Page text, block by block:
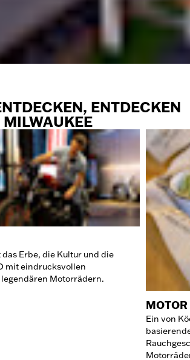
ENTDECKEN
Erbe, die Kultur und die
mit eindrucksvollen
Motorrädern.
Ein von